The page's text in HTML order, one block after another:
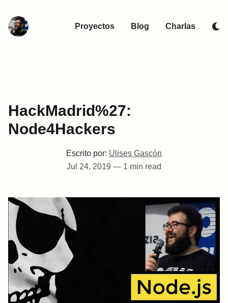
Proyectos Blog Charlas
HackMadrid%27:
Node4Hackers
Escrito por: Ulises Gascón
Jul 24, 2019 — 1 min read